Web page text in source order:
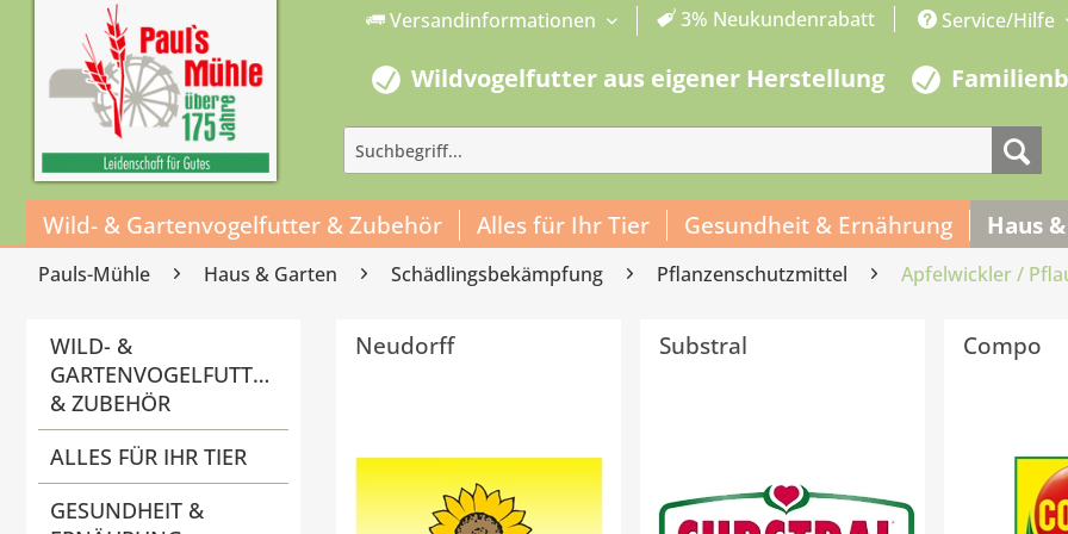
Versandinformationen 3% Neukundenrabatt Service/Hilfe
Wildvogelfutter aus eigener Herstellung
Wild- & Gartenvogelfutter & Zubehör Alles für Ihr Tier Gesundheit & Ernährung Haus
Pauls-Mühle Haus & Garten Schädlingsbekämpfung Pflanzenschutzmittel Apfelwickler /
WILD- &
GARTENVOGELFUTTER
& ZUBEHÖR
ALLES FÜR IHR TIER
GESUNDHEIT &
Neudorff Substral Compo